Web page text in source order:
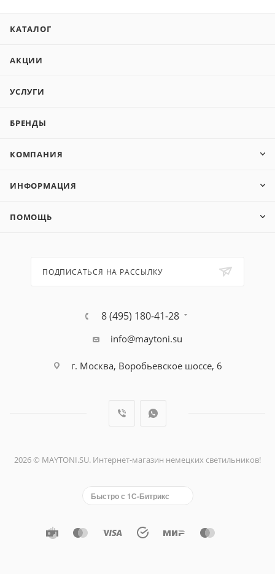
КАТАЛОГ
АКЦИИ
УСЛУГИ
БРЕНДЫ
КОМПАНИЯ
ИНФОРМАЦИЯ
ПОМОЩЬ
ПОДПИСАТЬСЯ НА РАССЫЛКУ
8 (495) 180-41-28
info@maytoni.su
г. Москва, Воробьевское шоссе, 6
2026 © MAYTONI.SU. Интернет-магазин немецких светильников!
Быстро с 1С-Битрикс